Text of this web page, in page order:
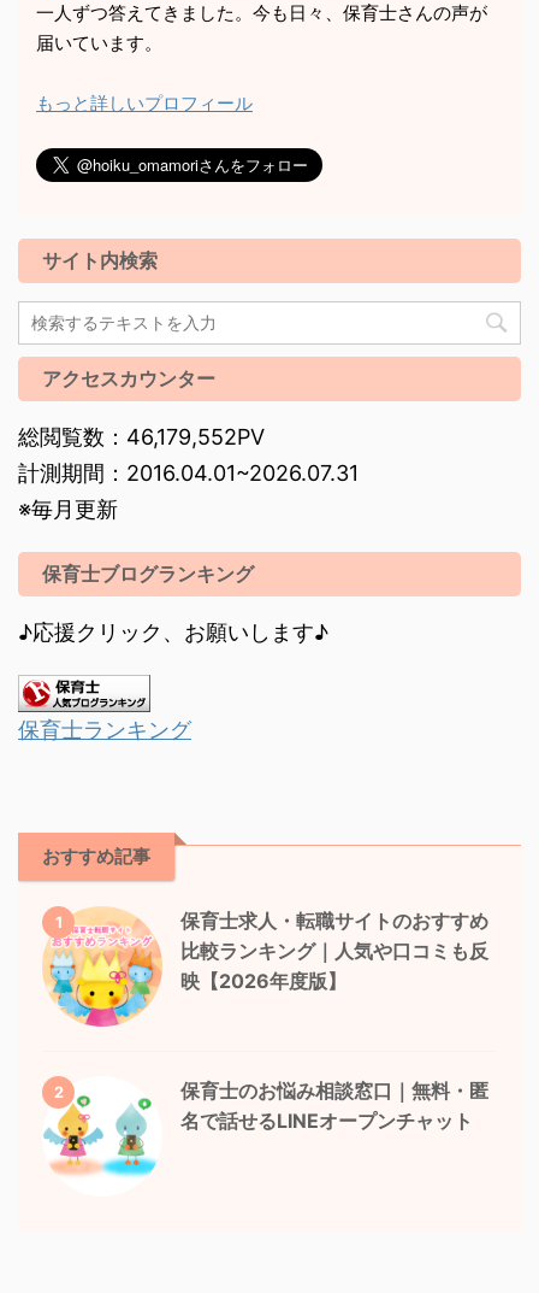
一人ずつ答えてきました。今も日々、保育士さんの声が
届いています。
もっと詳しいプロフィール
サイト内検索
アクセスカウンター
総閲覧数：46,179,552PV
計測期間：2016.04.01~2026.07.31
※毎月更新
保育士ブログランキング
♪応援クリック、お願いします♪
保育士ランキング
おすすめ記事
1
保育士求人・転職サイトのおすすめ
比較ランキング｜人気や口コミも反
映【2026年度版】
2
保育士のお悩み相談窓口｜無料・匿
名で話せるLINEオープンチャット